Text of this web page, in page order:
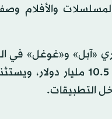
والأفلام
«آبل» و«غوغل» في
العام 2017 بنحو 10.5 مليار
التطبيقات.